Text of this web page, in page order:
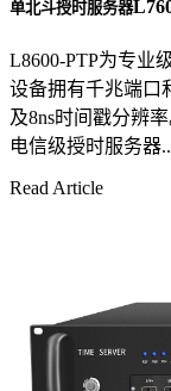
单北斗授时服务器
L8600-PTP为专业
设备拥有千兆端口
及8ns时间戳分辨
电信级授时服务器
Read Article